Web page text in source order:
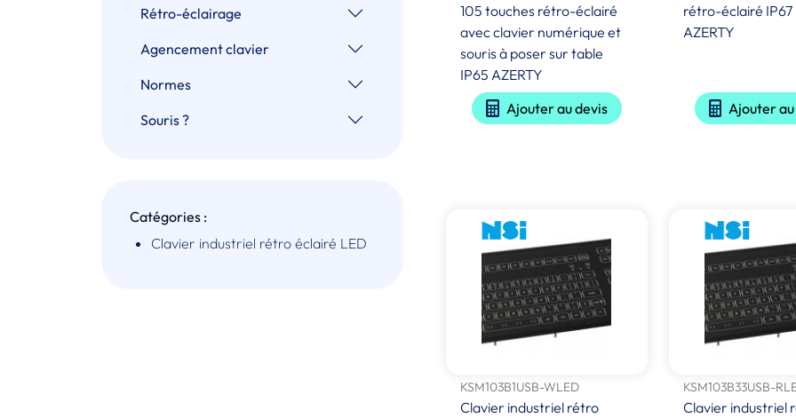
Rétro-éclairage
Agencement clavier
Normes
Souris ?
Catégories :
Clavier industriel rétro éclairé LED
105 touches rétro-éclairé
avec clavier numérique et
souris à poser sur table
IP65 AZERTY
Ajouter au devis
rétro-éclairé IP67
AZERTY
Ajouter
KSM103B1USB-WLED
Clavier industriel rétro
KSM103B33USB-
Clavier industriel